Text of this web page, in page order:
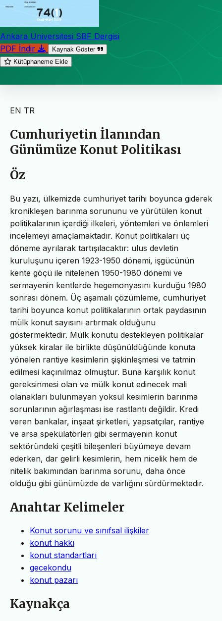
Ankara Üniversitesi SBF Dergisi
PDF İndir
Kaynak Göster
Kütüphaneme Ekle
EN TR
Cumhuriyetin İlanından
Günümüze Konut Politikası
Öz
Bu yazı, ülkemizde cumhuriyet tarihi boyunca giderek
kronikleşen barınma sorununu ve yürütülen konut
politikalarının içerdiği ilkeleri, yöntemleri ve önlemleri
incelemeyi amaçlamaktadır. Konut politikaları üç
döneme ayrılarak tartışılacaktır: ulus devletin
kuruluşunu içeren 1923-1950 dönemi, işgücünün
kente göçü ile nitelenen 1950-1980 dönemi ve
sermayenin kentlerde hegemonyasını kurduğu 1980
sonrası dönem. Üç aşamalı çözümleme, cumhuriyet
tarihi boyunca konut politikalarının ortak paydasının
mülk konut sayısını artırmak olduğunu
göstermektedir. Mülk konutu destekleyen politikalar
yüksek kiralar ile birlikte düşünüldüğünde konuta
yönelen rantiye kesimlerin şişkinleşmesi ve tatmin
edilmesi kaçınılmaz olmuştur. Buna karşılık konut
gereksinmesi olan ve mülk konut edinecek mali
olanakları bulunmayan yoksul kesimlerin barınma
sorunlarının ağırlaşması ise rastlantı değildir. Kredi
veren bankalar, inşaat şirketleri, yapsatçılar, rantiye
ve arsa spekülatörleri gibi sermayenin konut
sektöründeki çeşitli bileşenleri büyümeye devam
ederken, dar gelirli kesimlerin, hem nicelik hem de
nitelik bakımından barınma sorunu, daha önce
olduğu gibi günümüzde de varlığını sürdürmektedir.
Anahtar Kelimeler
Konut sorunu ve sınıfsal ilişkiler
konut hakkı
konut standartları
gecekondu
konut pazarı
Kaynakça